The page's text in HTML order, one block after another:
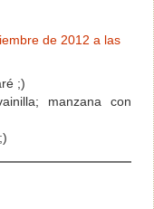
de 2012 a las
;)
manzana con